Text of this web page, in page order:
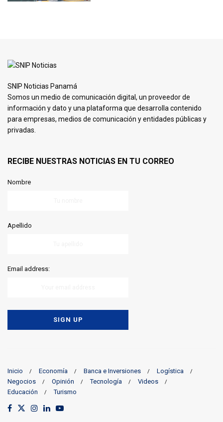
SNIP Noticias Panamá
Somos un medio de comunicación digital, un proveedor de
información y dato y una plataforma que desarrolla contenido
para empresas, medios de comunicación y entidades públicas y
privadas.
RECIBE NUESTRAS NOTICIAS EN TU CORREO
Nombre
Apellido
Email address:
Inicio Economía Banca e Inversiones
Logística
Negocios
Opinión Tecnología
Videos
Educación
Turismo